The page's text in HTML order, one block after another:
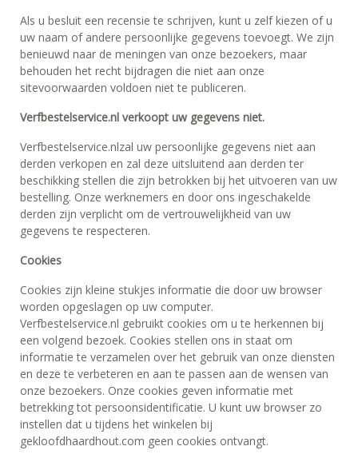
Als u besluit een recensie te schrijven, kunt u zelf kiezen of u
uw naam of andere persoonlijke gegevens toevoegt. We zijn
benieuwd naar de meningen van onze bezoekers, maar
behouden het recht bijdragen die niet aan onze
sitevoorwaarden voldoen niet te publiceren.
Verfbestelservice.nl verkoopt uw gegevens niet.
Verfbestelservice.nlzal uw persoonlijke gegevens niet aan
derden verkopen en zal deze uitsluitend aan derden ter
beschikking stellen die zijn betrokken bij het uitvoeren van uw
bestelling. Onze werknemers en door ons ingeschakelde
derden zijn verplicht om de vertrouwelijkheid van uw
gegevens te respecteren.
Cookies
Cookies zijn kleine stukjes informatie die door uw browser
worden opgeslagen op uw computer.
Verfbestelservice.nl gebruikt cookies om u te herkennen bij
een volgend bezoek. Cookies stellen ons in staat om
informatie te verzamelen over het gebruik van onze diensten
en deze te verbeteren en aan te passen aan de wensen van
onze bezoekers. Onze cookies geven informatie met
betrekking tot persoonsidentificatie. U kunt uw browser zo
instellen dat u tijdens het winkelen bij
gekloofdhaardhout.com geen cookies ontvangt.